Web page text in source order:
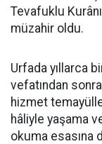
Tevafuklu
müzahir oldu.
Urfada yıllarca
vefatından
hizmet
hâliyle yaşama
okuma esasına